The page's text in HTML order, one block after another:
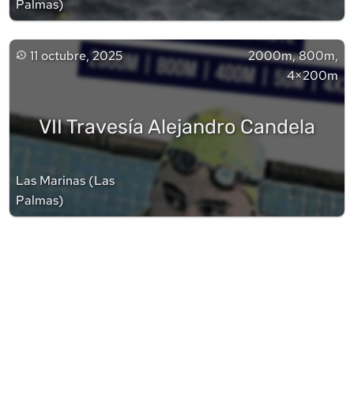
Palmas)
11 octubre, 2025
2000m, 800m,
4×200m
VII Travesía Alejandro Candela
Las Marinas(Las
Palmas)